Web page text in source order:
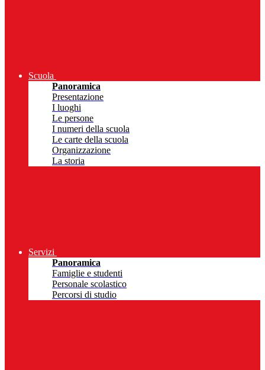
Scuola
Panoramica
Presentazione
I luoghi
Le persone
I numeri della scuola
Le carte della scuola
Organizzazione
La storia
Servizi
Panoramica
Famiglie e studenti
Personale scolastico
Percorsi di studio